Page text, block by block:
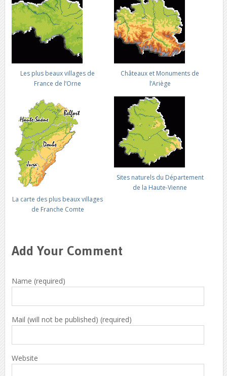
Les plus beaux villages de
France de l’Orne
Châteaux et Monuments de
l’Ariège
La carte des plus beaux villages
de Franche Comte
Sites naturels du Département
de la Haute-Vienne
Add Your Comment
Name (required)
Mail (will not be published) (required)
Website